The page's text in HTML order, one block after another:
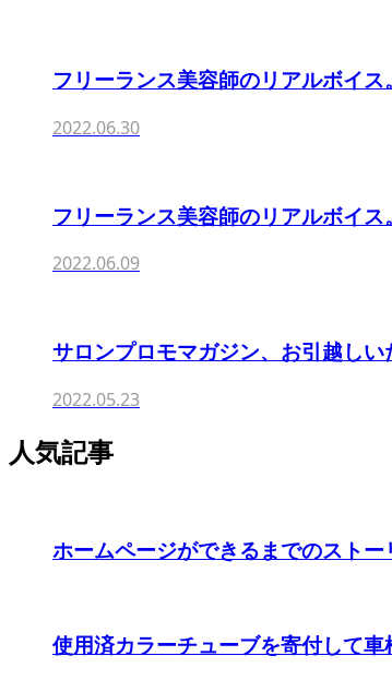
フリーランス美容師のリアルボイ
2022.06.30
フリーランス美容師のリアルボイ
2022.06.09
サロンプロモマガジン、お引越しい
2022.05.23
人気記事
ホームページができるまでのスト
使用済カラーチューブを寄付して